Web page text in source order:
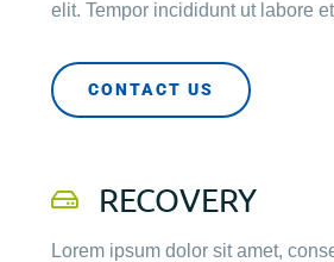
elit. Tempor incididunt ut labore
CONTACT US
RECOVERY
Lorem ipsum dolor sit amet,